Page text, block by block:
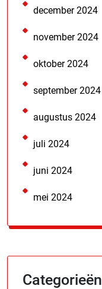
december 2024
november 2024
oktober 2024
september 2024
augustus 2024
juli 2024
juni 2024
mei 2024
Categorieën